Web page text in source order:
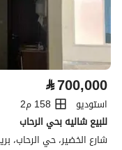
⃁700,000
استوديو
158 م2
للبيع شاليه بحي الرحاب
شارع الخضير، حي الرحاب،